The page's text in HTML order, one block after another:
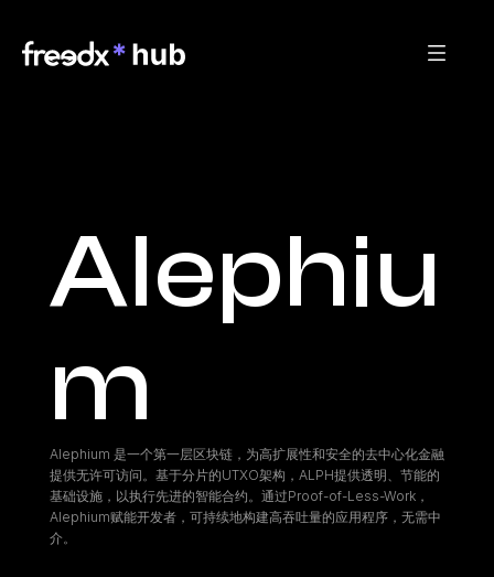
Alephiu
m
Alephium 是一个第一层区块链，为高扩展性和安全的去中心化金融
提供无许可访问。基于分片的UTXO架构，ALPH提供透明、节能的
基础设施，以执行先进的智能合约。通过Proof-of-Less-Work，
Alephium赋能开发者，可持续地构建高吞吐量的应用程序，无需中
介。